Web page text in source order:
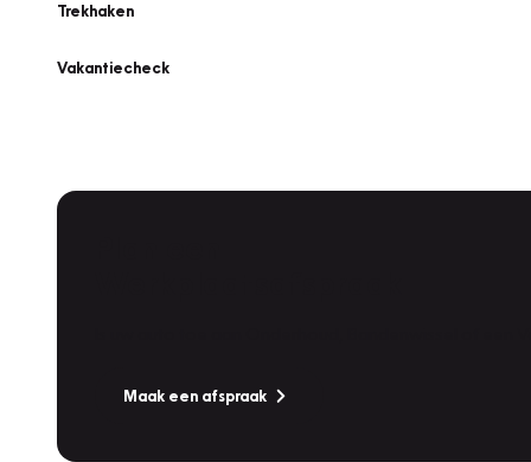
Trekhaken
Vakantiecheck
Maak een afspraak